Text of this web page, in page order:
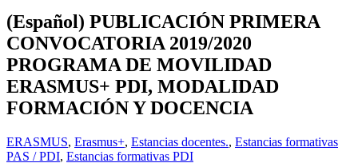
(Español) PUBLICACIÓN PRIMERA
CONVOCATORIA 2019/2020
PROGRAMA DE MOVILIDAD
ERASMUS+ PDI, MODALIDAD
FORMACIÓN Y DOCENCIA
ERASMUS, Erasmus+, Estancias docentes., Estancias formativas
PAS / PDI, Estancias formativas PDI